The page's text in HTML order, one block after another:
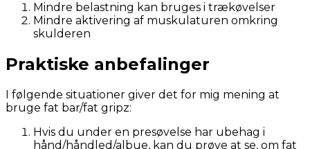
Mindre belastning kan bruges i trækøvelser
Mindre aktivering af muskulaturen omkring
skulderen
Praktiske anbefalinger
I følgende situationer giver det for mig mening at
bruge fat bar/fat gripz:
Hvis du under en presøvelse har ubehag i
hånd/håndled/albue, kan du prøve at se, om fat